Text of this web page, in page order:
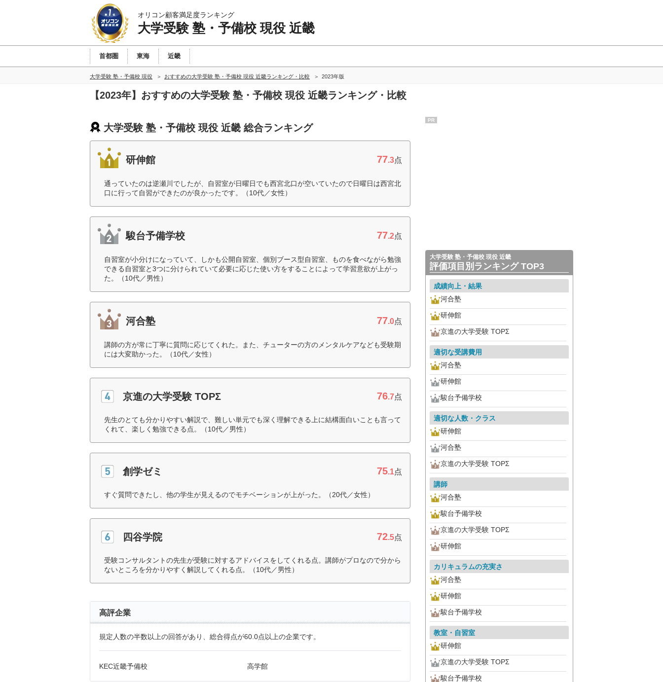
オリコン顧客満足度ランキング
大学受験 塾・予備校 現役 近畿
首都圏 東海 近畿
大学受験 塾・予備校 現役 おすすめの大学受験 塾・予備校 現役 近畿ランキング・比較 2023年版
【2023年】おすすめの大学受験 塾・予備校 現役 近畿ランキング・比較
大学受験 塾・予備校 現役 近畿 総合ランキング
研伸館 77.3点
通っていたのは逆瀬川でしたが、自習室が日曜日でも西宮北口が空いていたので日曜日は西宮北
口に行って自習ができたのが良かったです。（10代／女性）
駿台予備学校 77.2点
自習室が小分けになっていて、しかも公開自習室、個別ブース型自習室、ものを食べながら勉強
できる自習室と3つに分けられていて必要に応じた使い方をすることによって学習意欲が上がっ
た。（10代／男性）
河合塾 77.0点
講師の方が常に丁寧に質問に応じてくれた。また、チューターの方のメンタルケアなども受験期
には大変助かった。（10代／女性）
京進の大学受験 TOPΣ 76.7点
先生のとても分かりやすい解説で、難しい単元でも深く理解できる上に結構面白いことも言って
くれて、楽しく勉強できる点。（10代／男性）
創学ゼミ 75.1点
すぐ質問できたし、他の学生が見えるのでモチベーションが上がった。（20代／女性）
四谷学院 72.5点
受験コンサルタントの先生が受験に対するアドバイスをしてくれる点。講師がプロなので分から
ないところを分かりやすく解説してくれる点。（10代／男性）
高評企業
規定人数の半数以上の回答があり、総合得点が60.0点以上の企業です。
KEC近畿予備校 高学館
PR
大学受験 塾・予備校 現役 近畿
評価項目別ランキング TOP3
成績向上・結果
河合塾
研伸館
京進の大学受験 TOPΣ
適切な受講費用
河合塾
研伸館
駿台予備学校
適切な人数・クラス
研伸館
河合塾
京進の大学受験 TOPΣ
講師
河合塾
駿台予備学校
京進の大学受験 TOPΣ
研伸館
カリキュラムの充実さ
河合塾
研伸館
駿台予備学校
教室・自習室
研伸館
京進の大学受験 TOPΣ
駿台予備学校